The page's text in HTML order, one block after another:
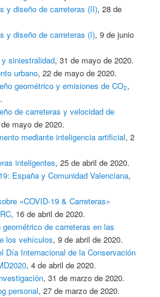
y diseño de carreteras (II), 28 de
y diseño de carreteras (I), 9 de junio
siniestralidad, 31 de mayo de 2020.
urbano, 22 de mayo de 2020.
geométrico y emisiones de CO2,
de carreteras y velocidad de
mayo de 2020.
mediante inteligencia artificial, 2
inteligentes, 25 de abril de 2020.
España y Comunidad Valenciana,
«COVID-19 & Carreteras»
, 16 de abril de 2020.
de carreteras en las
los vehículos, 9 de abril de 2020.
Día Internacional de la Conservación
, 4 de abril de 2020.
, 31 de marzo de 2020.
personal, 27 de marzo de 2020.